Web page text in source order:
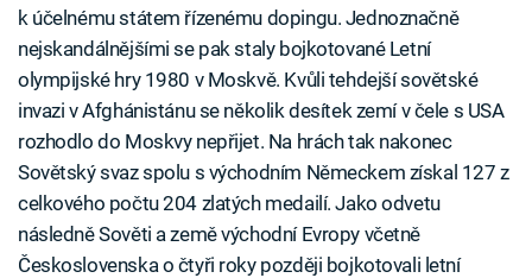
k účelnému státem řízenému dopingu. Jednoznačně
nejskandálnějšími se pak staly bojkotované Letní
olympijské hry 1980 v Moskvě. Kvůli tehdejší sovětské
invazi v Afghánistánu se několik desítek zemí v čele s USA
rozhodlo do Moskvy nepřijet. Na hrách tak nakonec
Sovětský svaz spolu s východním Německem získal 127 z
celkového počtu 204 zlatých medailí. Jako odvetu
následně Sověti a země východní Evropy včetně
Československa o čtyři roky později bojkotovali letní